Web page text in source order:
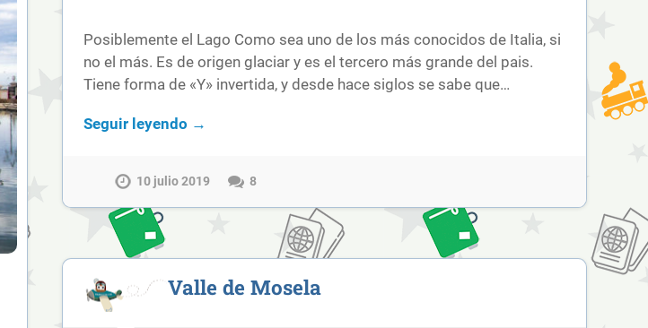
Posiblemente el Lago Como sea uno de los más conocidos de Italia, si
no el más. Es de origen glaciar y es el tercero más grande del pais.
Tiene forma de «Y» invertida, y desde hace siglos se sabe que…
Seguir leyendo →
10 julio 2019 8
Valle de Mosela